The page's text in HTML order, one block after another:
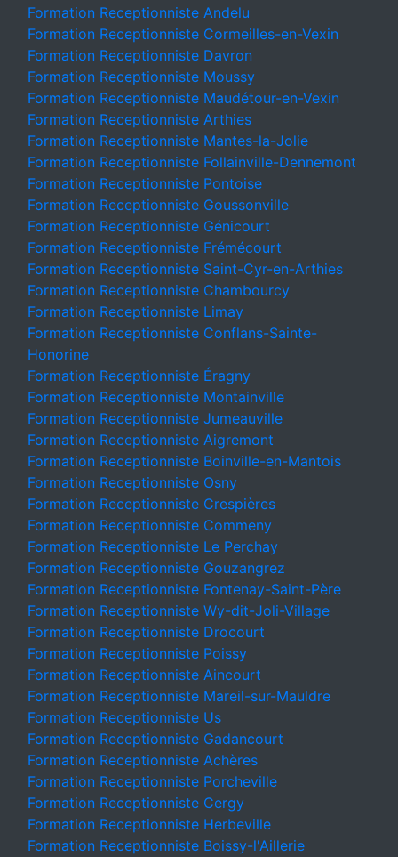
Formation Receptionniste Andelu
Formation Receptionniste Cormeilles-en-Vexin
Formation Receptionniste Davron
Formation Receptionniste Moussy
Formation Receptionniste Maudétour-en-Vexin
Formation Receptionniste Arthies
Formation Receptionniste Mantes-la-Jolie
Formation Receptionniste Follainville-Dennemont
Formation Receptionniste Pontoise
Formation Receptionniste Goussonville
Formation Receptionniste Génicourt
Formation Receptionniste Frémécourt
Formation Receptionniste Saint-Cyr-en-Arthies
Formation Receptionniste Chambourcy
Formation Receptionniste Limay
Formation Receptionniste Conflans-Sainte-
Honorine
Formation Receptionniste Éragny
Formation Receptionniste Montainville
Formation Receptionniste Jumeauville
Formation Receptionniste Aigremont
Formation Receptionniste Boinville-en-Mantois
Formation Receptionniste Osny
Formation Receptionniste Crespières
Formation Receptionniste Commeny
Formation Receptionniste Le Perchay
Formation Receptionniste Gouzangrez
Formation Receptionniste Fontenay-Saint-Père
Formation Receptionniste Wy-dit-Joli-Village
Formation Receptionniste Drocourt
Formation Receptionniste Poissy
Formation Receptionniste Aincourt
Formation Receptionniste Mareil-sur-Mauldre
Formation Receptionniste Us
Formation Receptionniste Gadancourt
Formation Receptionniste Achères
Formation Receptionniste Porcheville
Formation Receptionniste Cergy
Formation Receptionniste Herbeville
Formation Receptionniste Boissy-l'Aillerie